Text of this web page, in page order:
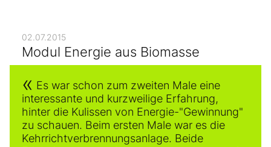
02.07.2015
Modul Energie aus Biomasse
Es war schon zum zweiten Male eine
interessante und kurzweilige Erfahrung,
hinter die Kulissen von Energie-"Gewinnung"
zu schauen. Beim ersten Male war es die
Kehrrichtverbrennungsanlage. Beide